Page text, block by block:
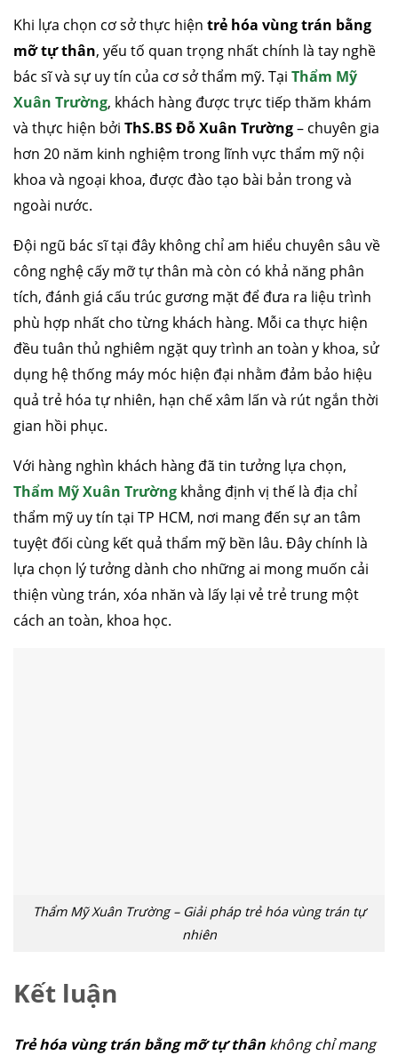
Khi lựa chọn cơ sở thực hiện trẻ hóa vùng trán bằng
mỡ tự thân, yếu tố quan trọng nhất chính là tay nghề
bác sĩ và sự uy tín của cơ sở thẩm mỹ. Tại Thẩm Mỹ
Xuân Trường, khách hàng được trực tiếp thăm khám
và thực hiện bởi ThS.BS Đỗ Xuân Trường– chuyên gia
hơn 20 năm kinh nghiệm trong lĩnh vực thẩm mỹ nội
khoa và ngoại khoa, được đào tạo bài bản trong và
ngoài nước.
Đội ngũ bác sĩ tại đây không chỉ am hiểu chuyên sâu về
công nghệ cấy mỡ tự thân mà còn có khả năng phân
tích, đánh giá cấu trúc gương mặt để đưa ra liệu trình
phù hợp nhất cho từng khách hàng. Mỗi ca thực hiện
đều tuân thủ nghiêm ngặt quy trình an toàn y khoa, sử
dụng hệ thống máy móc hiện đại nhằm đảm bảo hiệu
quả trẻ hóa tự nhiên, hạn chế xâm lấn và rút ngắn thời
gian hồi phục.
Với hàng nghìn khách hàng đã tin tưởng lựa chọn,
Thẩm Mỹ Xuân Trường khẳng định vị thế là địa chỉ
thẩm mỹ uy tín tại TP HCM, nơi mang đến sự an tâm
tuyệt đối cùng kết quả thẩm mỹ bền lâu. Đây chính là
lựa chọn lý tưởng dành cho những ai mong muốn cải
thiện vùng trán, xóa nhăn và lấy lại vẻ trẻ trung một
cách an toàn, khoa học.
Thẩm Mỹ Xuân Trường – Giải pháp trẻ hóa vùng trán tự
nhiên
Kết luận
Trẻ hóa vùng trán bằng mỡ tự thân không chỉ mang